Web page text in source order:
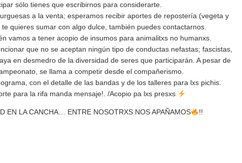
sólo tienes que escribirnos para considerarte.
a la venta; esperamos recibir aportes de repostería (vegeta y
quieres sumar con algo dulce, también puedes contactarnos.
vamos a tener acopio de insumos para animalitxs no humanxs.
que no se aceptan ningún tipo de conductas nefastas; fascistas,
en desmedro de la diversidad de seres que participarán. A pesar de
se llama a competir desde el compañerismo.
con el detalle de las bandas y de los talleres para lxs pichis.
para la rifa manda mensaje!. /Acopio pa lxs presxs
EN LA CANCHA… ENTRE NOSOTRXS NOS APAÑAMOS !!